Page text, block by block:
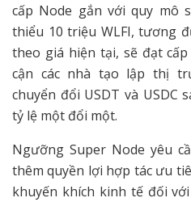
cấp Node gắn với quy mô
thiểu 10 triệu WLFI, tương
theo giá hiện tại, sẽ đạt
cận các nhà tạo lập thị
chuyển đổi USDT và USDC
tỷ lệ một đổi một.
Ngưỡng Super Node yêu
thêm quyền lợi hợp tác ưu
khuyến khích kinh tế đối